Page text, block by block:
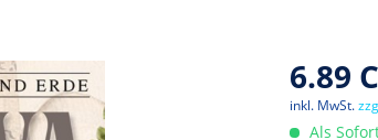
6.89
inkl. MwSt.
Als